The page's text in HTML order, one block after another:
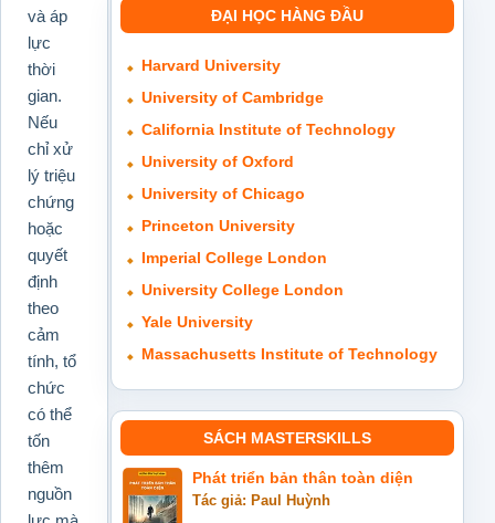
và áp
lực
thời
gian.
Nếu
chỉ xử
lý triệu
chứng
hoặc
quyết
định
theo
cảm
tính, tổ
chức
có thể
tốn
thêm
nguồn
ĐẠI HỌC HÀNG ĐẦU
Harvard University
University of Cambridge
California Institute of Technology
University of Oxford
University of Chicago
Princeton University
Imperial College London
University College London
Yale University
Massachusetts Institute of Technology
SÁCH MASTERSKILLS
Phát triển bản thân toàn diện
Tác giả: Paul Huỳnh